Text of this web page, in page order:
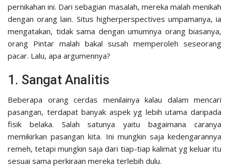
pernikahan ini. Dari sebagian masalah, mereka malah menikah
dengan orang lain. Situs higherperspectives umpamanya, ia
mengatakan, tidak sama dengan umumnya orang biasanya,
orang Pintar malah bakal susah memperoleh seseorang
pacar. Lalu, apa argumennya?
1. Sangat Analitis
Beberapa orang cerdas menilainya kalau dalam mencari
pasangan, terdapat banyak aspek yg lebih utama daripada
fisik belaka. Salah satunya yaitu bagaimana caranya
memikirkan pasangan kita. Ini mungkin saja kedengarannya
remeh, tetapi mungkin saja dari tiap-tiap kalimat yg keluar itu
sesuai sama perkiraan mereka terlebih dulu.